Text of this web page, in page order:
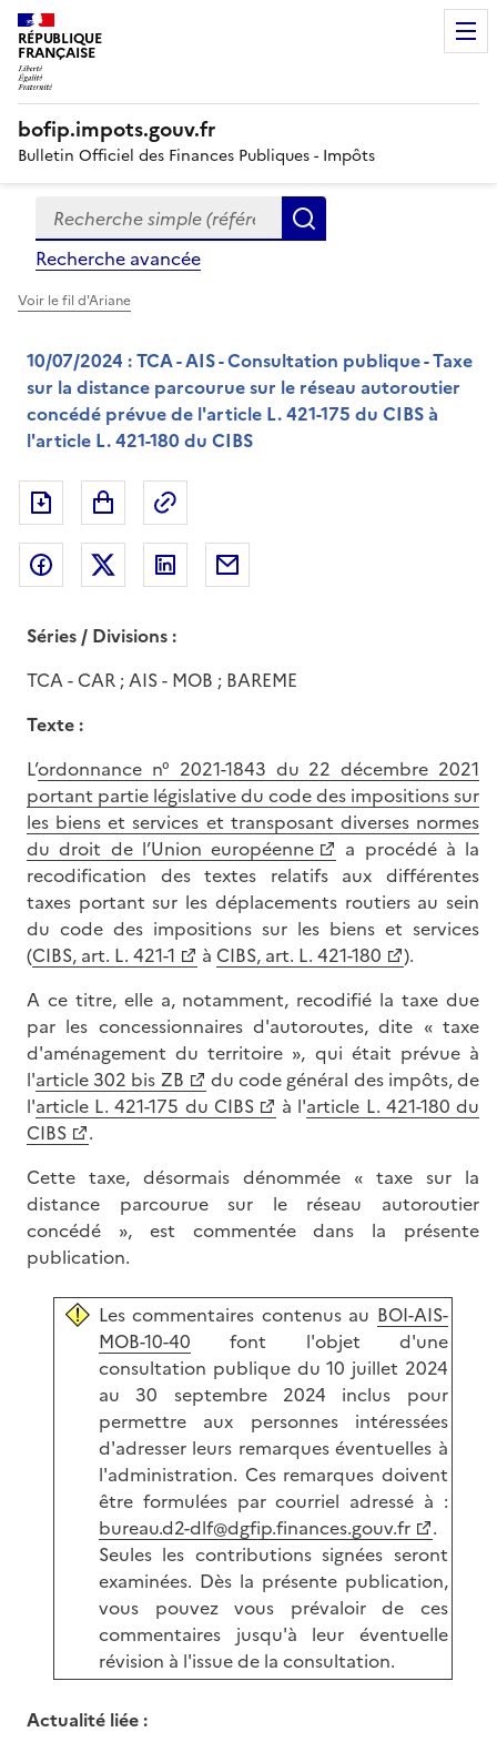
RÉPUBLIQUE
FRANÇAISE
bofip.impots.gouv.fr
Bulletin Officiel des Finances Publiques - Impôts
Formulaire
de
recherche
Recherche simple (références, mots clés, partie du
Recherche avancée
Voir le fil d'Ariane
10/07/2024 : TCA - AIS - Consultation publique - Taxe
sur la distance parcourue sur le réseau autoroutier
concédé prévue de l'article L. 421-175 du CIBS à
l'article L. 421-180 du CIBS
Exporter le document au format pdf
Partager sur Facebook
Partager sur Twitter
Partager sur LinkedIn
Séries / Divisions :
TCA - CAR ; AIS - MOB ; BAREME
Texte :
L’ordonnance n° 2021-1843 du 22 décembre 2021
portant partie législative du code des impositions sur
les biens et services et transposant diverses normes
du droit de l’Union européenne
a procédé à la
recodification des textes relatifs aux différentes
taxes portant sur les déplacements routiers au sein
du code des impositions sur les biens et services
(CIBS, art. L. 421-1 à CIBS, art. L. 421-180
).
A ce titre, elle a, notamment, recodifié la taxe due
par les concessionnaires d'autoroutes, dite « taxe
d'aménagement du territoire », qui était prévue à
l'article 302 bis ZB
du code général des impôts, de
l'article L. 421-175 du CIBS à l'article L. 421-180 du
CIBS
.
Cette taxe, désormais dénommée « taxe sur la
distance parcourue sur le réseau autoroutier
concédé », est commentée dans la présente
publication.
Les commentaires contenus au BOI-AIS-
MOB-10-40 font l'objet d'une
consultation publique du 10 juillet 2024
au 30 septembre 2024 inclus pour
permettre aux personnes intéressées
d'adresser leurs remarques éventuelles à
l'administration. Ces remarques doivent
être formulées par courriel adressé à :
bureau.d2-dlf@dgfip.finances.gouv.fr
.
Seules les contributions signées seront
examinées. Dès la présente publication,
vous pouvez vous prévaloir de ces
commentaires jusqu'à leur éventuelle
révision à l'issue de la consultation.
Actualité liée :